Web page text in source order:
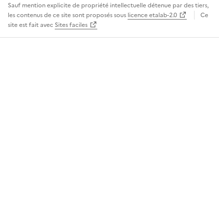
Sauf mention explicite de propriété intellectuelle détenue par des tiers,
les contenus de ce site sont proposés sous licence etalab-2.0
Ce
site est fait avec Sites faciles